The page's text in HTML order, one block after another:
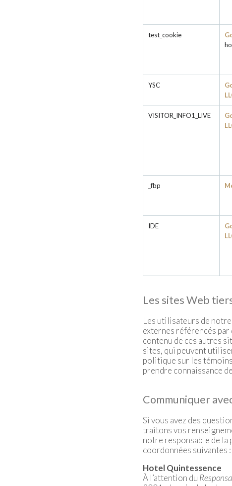
test_cookie
YSC
VISITOR_INFO1_LIVE
_fbp
IDE
Les sites Web
Les utilisateurs de
externes référencés
contenu de ces autres
sites, qui peuvent
politique sur les
prendre connaissance
Communiquer
Si vous avez des
traitons vos
notre responsable de
coordonnées suivantes :
Hotel Quintessence
À l’attention du